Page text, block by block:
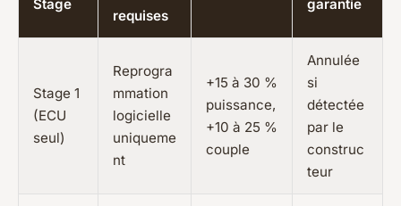
Stage
requises
garantie
Stage 1
(ECU
seul)
Reprogra
mmation
logicielle
uniqueme
nt
+15 à 30 %
puissance,
+10 à 25 %
couple
Annulée
si
détectée
par le
construc
teur